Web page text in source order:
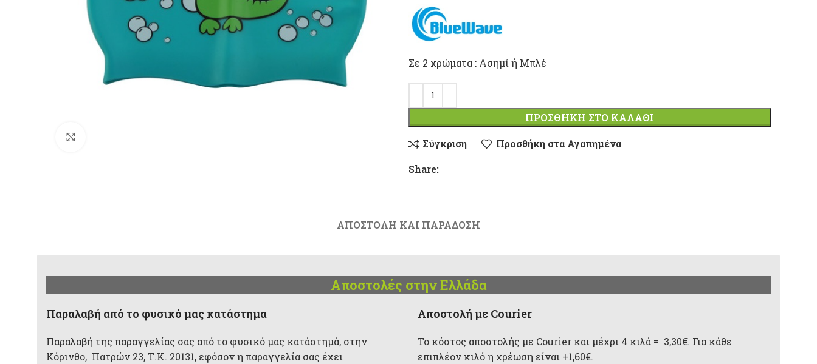
Σε 2 χρώματα : Ασημί ή Μπλέ
ΠΡΟΣΘΉΚΗ ΣΤΟ ΚΑΛΆΘΙ
Σύγκριση
Προσθήκη στα Αγαπημένα
Share:
ΑΠΟΣΤΟΛΉ ΚΑΙ ΠΑΡΆΔΟΣΗ
Αποστολές στην Ελλάδα
Παραλαβή από το φυσικό μας κατάστημα
Παραλαβή της παραγγελίας σας από το φυσικό μας κατάστημά, στην
Κόρινθο, Πατρών 23, Τ.Κ. 20131, εφόσον η παραγγελία σας έχει
Αποστολή με Courier
Το κόστος αποστολής με Courier και μέχρι 4 κιλά = 3,30€. Για κάθε
επιπλέον κιλό η χρέωση είναι +1,60€.